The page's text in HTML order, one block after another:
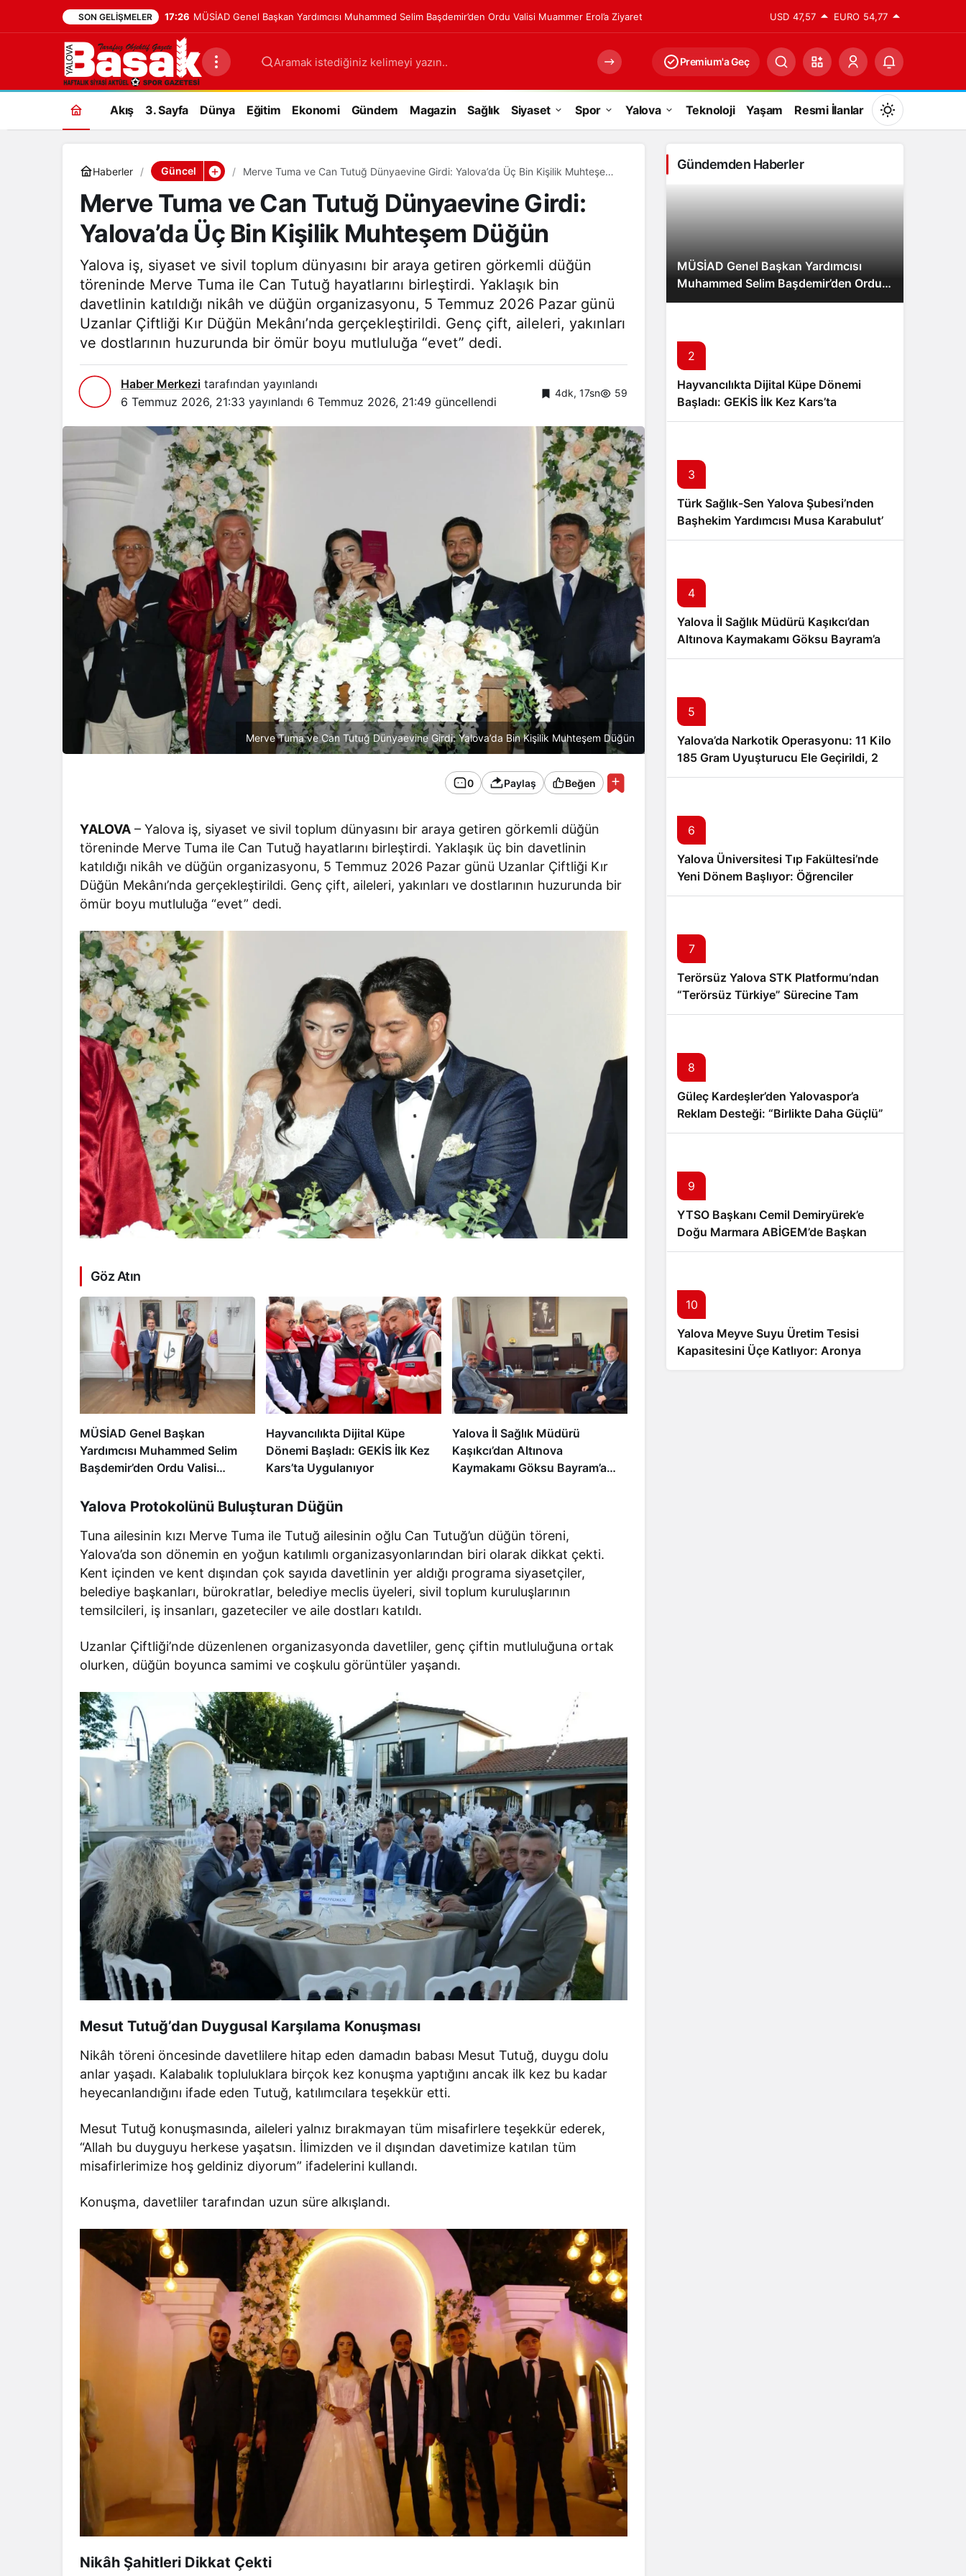
SON GELIŞMELER 17:26 MÜSİAD Genel Başkan Yardımcısı Muhammed Selim Başdemir’den Ordu Valisi Muammer Erol’a Ziyaret USD 47,57 EURO 54,77
Aramak istediğiniz kelimeyi yazın.. Premium'a Geç
Akış 3. Sayfa Dünya Eğitim Ekonomi Gündem Magazin Sağlık Siyaset Spor Yalova Teknoloji Yaşam Resmi İlanlar
Mod
değiştir
Gece Modu
Haberler Güncel
Merve Tuma ve Can Tutuğ Dünyaevine Girdi: Yalova’da Üç Bin Kişilik Muhteşem
Merve Tuma ve Can Tutuğ Dünyaevine Girdi:
Yalova’da Üç Bin Kişilik Muhteşem Düğün
Yalova iş, siyaset ve sivil toplum dünyasını bir araya getiren görkemli düğün
töreninde Merve Tuma ile Can Tutuğ hayatlarını birleştirdi. Yaklaşık bin
davetlinin katıldığı nikâh ve düğün organizasyonu, 5 Temmuz 2026 Pazar günü
Uzanlar Çiftliği Kır Düğün Mekânı’nda gerçekleştirildi. Genç çift, aileleri, yakınları
ve dostlarının huzurunda bir ömür boyu mutluluğa “evet” dedi.
Haber Merkezi tarafından yayınlandı
6 Temmuz 2026, 21:33 yayınlandı 6 Temmuz 2026, 21:49 güncellendi
4dk, 17sn 59
Merve Tuma ve Can Tutuğ Dünyaevine Girdi: Yalova’da Bin Kişilik Muhteşem Düğün
0 Paylaş Beğen
YALOVA – Yalova iş, siyaset ve sivil toplum dünyasını bir araya getiren görkemli düğün
töreninde Merve Tuma ile Can Tutuğ hayatlarını birleştirdi. Yaklaşık üç bin davetlinin
katıldığı nikâh ve düğün organizasyonu, 5 Temmuz 2026 Pazar günü Uzanlar Çiftliği Kır
Düğün Mekânı’nda gerçekleştirildi. Genç çift, aileleri, yakınları ve dostlarının huzurunda bir
ömür boyu mutluluğa “evet” dedi.
Göz Atın
MÜSİAD Genel Başkan
Yardımcısı Muhammed Selim
Başdemir’den Ordu Valisi
Hayvancılıkta Dijital Küpe
Dönemi Başladı: GEKİS İlk Kez
Kars’ta Uygulanıyor
Yalova İl Sağlık Müdürü
Kaşıkcı’dan Altınova
Kaymakamı Göksu Bayram’a
Yalova Protokolünü Buluşturan Düğün
Tuna ailesinin kızı Merve Tuma ile Tutuğ ailesinin oğlu Can Tutuğ’un düğün töreni,
Yalova’da son dönemin en yoğun katılımlı organizasyonlarından biri olarak dikkat çekti.
Kent içinden ve kent dışından çok sayıda davetlinin yer aldığı programa siyasetçiler,
belediye başkanları, bürokratlar, belediye meclis üyeleri, sivil toplum kuruluşlarının
temsilcileri, iş insanları, gazeteciler ve aile dostları katıldı.
Uzanlar Çiftliği’nde düzenlenen organizasyonda davetliler, genç çiftin mutluluğuna ortak
olurken, düğün boyunca samimi ve coşkulu görüntüler yaşandı.
Mesut Tutuğ’dan Duygusal Karşılama Konuşması
Nikâh töreni öncesinde davetlilere hitap eden damadın babası Mesut Tutuğ, duygu dolu
anlar yaşadı. Kalabalık topluluklara birçok kez konuşma yaptığını ancak ilk kez bu kadar
heyecanlandığını ifade eden Tutuğ, katılımcılara teşekkür etti.
Mesut Tutuğ konuşmasında, aileleri yalnız bırakmayan tüm misafirlere teşekkür ederek,
“Allah bu duyguyu herkese yaşatsın. İlimizden ve il dışından davetimize katılan tüm
misafirlerimize hoş geldiniz diyorum” ifadelerini kullandı.
Konuşma, davetliler tarafından uzun süre alkışlandı.
Nikâh Şahitleri Dikkat Çekti
Gündemden Haberler
MÜSİAD Genel Başkan Yardımcısı
Muhammed Selim Başdemir’den Ordu
Valisi Muammer Erol’a Ziyaret
2
Hayvancılıkta Dijital Küpe Dönemi
Başladı: GEKİS İlk Kez Kars’ta
Uygulanıyor
3
Türk Sağlık-Sen Yalova Şubesi’nden
Başhekim Yardımcısı Musa Karabulut’a
Hayırlı Olsun Ziyareti
4
Yalova İl Sağlık Müdürü Kaşıkcı’dan
Altınova Kaymakamı Göksu Bayram’a
Hayırlı Olsun Ziyareti
5
Yalova’da Narkotik Operasyonu: 11 Kilo
185 Gram Uyuşturucu Ele Geçirildi, 2
Şüpheli Tutuklandı
6
Yalova Üniversitesi Tıp Fakültesi’nde
Yeni Dönem Başlıyor: Öğrenciler
Eğitimlerine Yalova’da Başlayacak
7
Terörsüz Yalova STK Platformu’ndan
“Terörsüz Türkiye” Sürecine Tam
Destek
8
Güleç Kardeşler’den Yalovaspor’a
Reklam Desteği: “Birlikte Daha Güçlü”
Mesajı
9
YTSO Başkanı Cemil Demiryürek’e
Doğu Marmara ABİGEM’de Başkan
Yardımcılığı Görevi
10
Yalova Meyve Suyu Üretim Tesisi
Kapasitesini Üçe Katlıyor: Aronya